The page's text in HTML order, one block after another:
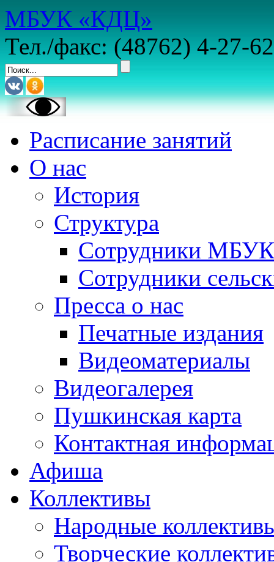
МБУК «КДЦ»
Тел./факс: (48762) 4-27-62
Расписание занятий
О нас
История
Структура
Сотрудники
Сотрудники
Пресса о нас
Печатные издания
Видеоматериалы
Видеогалерея
Пушкинская карта
Контактная
Афиша
Коллективы
Народные
Творческие